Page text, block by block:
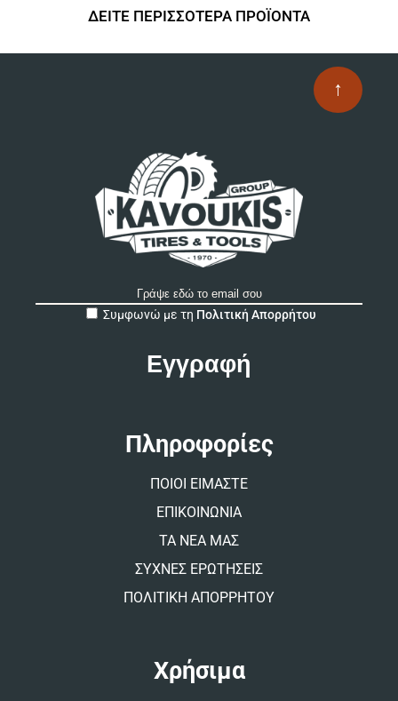
ΔΕΙΤΕ ΠΕΡΙΣΣΟΤΕΡΑ ΠΡΟΪΟΝΤΑ
↑
Συμφωνώ με τη Πολιτική Απορρήτου
Πληροφορίες
ΠΟΙΟΙ ΕΙΜΑΣΤΕ
ΕΠΙΚΟΙΝΩΝΙΑ
ΤΑ ΝΕΑ ΜΑΣ
ΣΥΧΝΕΣ ΕΡΩΤΗΣΕΙΣ
ΠΟΛΙΤΙΚΗ ΑΠΟΡΡΗΤΟΥ
Χρήσιμα